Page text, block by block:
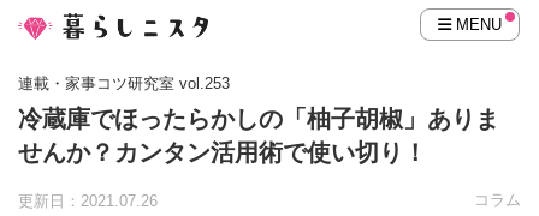
MENU
連載・家事コツ研究室 vol.253
冷蔵庫でほったらかしの「柚子胡椒」ありま
せんか？カンタン活用術で使い切り！
更新日：2021.07.26 コラム